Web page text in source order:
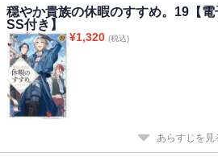
穏やか貴族の休暇のすすめ。19【
SS付き】
¥1,320 (税込)
あらすじを見